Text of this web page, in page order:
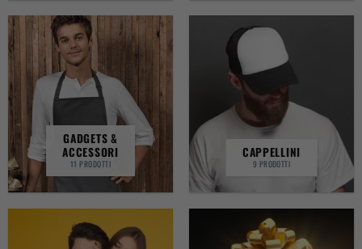
GADGETS &
ACCESSORI
11 PRODOTTI
CAPPELLINI
9 PRODOTTI